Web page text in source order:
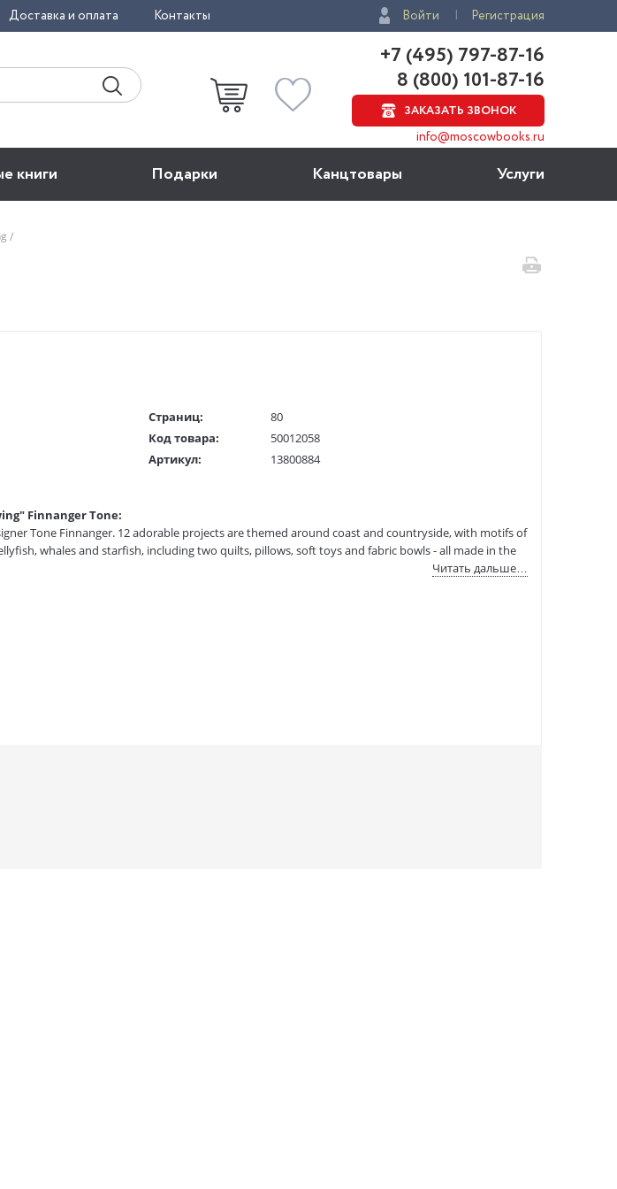
Доставка и оплата Контакты Войти Регистрация
+7 (495) 797-87-16
8 (800) 101-87-16
ЗАКАЗАТЬ ЗВОНОК
info@moscowbooks.ru
книги Подарки Канцтовары Услуги
Страниц:
80
Код товара:
50012058
Артикул:
13800884
Finnanger Tone:
Tone Finnanger. 12 adorable projects are themed around coast and countryside, with motifs of
whales and starfish, including two quilts, pillows, soft toys and fabric bowls - all made in the
Читать дальше…